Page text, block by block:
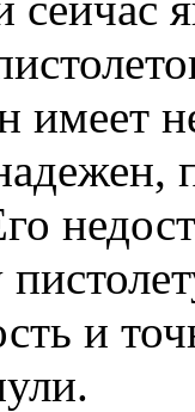
имеет
и